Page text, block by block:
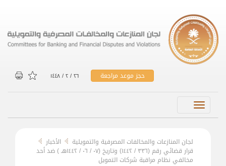
حجز موعد مراجعة ۲٦ / ۲ / ۱٤٤۸
Toggle
لجان المنازعات والمخالفات المصرفية والتمويلية
الأخبار
قرار قضائي رقم (۳۳٦ / ۱٤٤۲) وتاريخ (۰۷ / ۰٦ / ۱٤٤۲هـ ) ضد أحد
مخالفي نظام مراقبة شركات التمويل